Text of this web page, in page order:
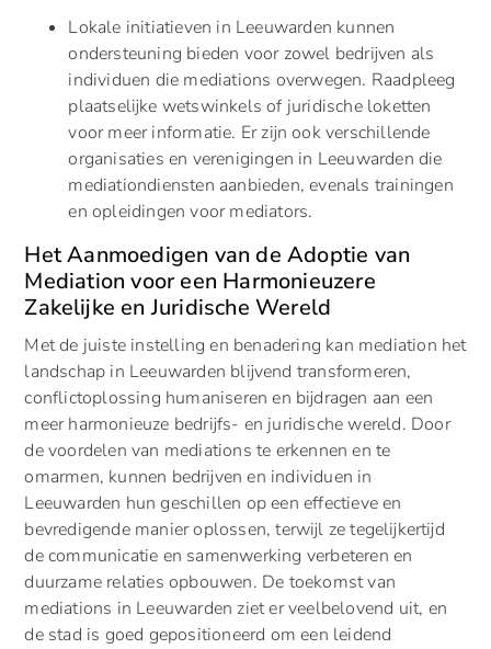
Lokale initiatieven in Leeuwarden kunnen
ondersteuning bieden voor zowel bedrijven als
individuen die mediations overwegen. Raadpleeg
plaatselijke wetswinkels of juridische loketten
voor meer informatie. Er zijn ook verschillende
organisaties en verenigingen in Leeuwarden die
mediationdiensten aanbieden, evenals trainingen
en opleidingen voor mediators.
Het Aanmoedigen van de Adoptie van
Mediation voor een Harmonieuzere
Zakelijke en Juridische Wereld
Met de juiste instelling en benadering kan mediation het
landschap in Leeuwarden blijvend transformeren,
conflictoplossing humaniseren en bijdragen aan een
meer harmonieuze bedrijfs- en juridische wereld. Door
de voordelen van mediations te erkennen en te
omarmen, kunnen bedrijven en individuen in
Leeuwarden hun geschillen op een effectieve en
bevredigende manier oplossen, terwijl ze tegelijkertijd
de communicatie en samenwerking verbeteren en
duurzame relaties opbouwen. De toekomst van
mediations in Leeuwarden ziet er veelbelovend uit, en
de stad is goed gepositioneerd om een leidend